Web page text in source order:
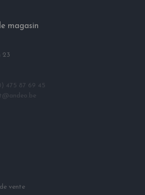
magasin
23
475 87 69 45
vente